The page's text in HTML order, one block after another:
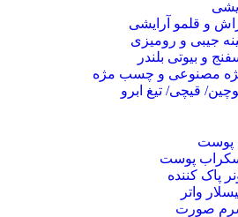
و قلمو آرایشی
جیبی و رومیزی
و بیوتی بلندر
مصنوعی و چسب مژه
قیچی/ تیغ ابرو
پوست
پوست
پاک کننده
واتر
صورت